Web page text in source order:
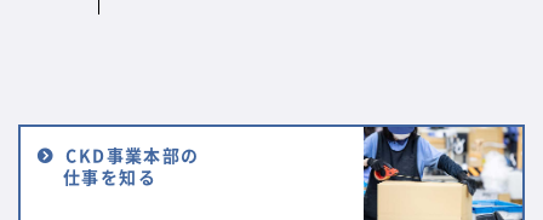
CKD事業本部の
仕事を知る